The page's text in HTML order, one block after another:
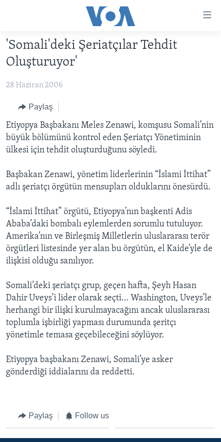
geç
Ana
navigasyona
geç
TÜRKİYE
AMERİKA
ORTADOĞU
AVRUPA
ULUSLARARASI
BİLİM VE TEKNOLOJİ
ÇEVRE
HAYATTAN
SANAT
PROGRAMLAR
AMERİKA'DA YAŞAM
UKRAYNA KRİZİ
YAPAY ZEKA
YORUMLAR
AMERIKA'YA ÖZEL
MULTİMEDYA
FOTO GALERİ
'Somali'deki Şeriatçılar Tehdit
Oluşturuyor'
28 Haziran 2006
Paylaş
Etiyopya Başbakanı Meles Zenawi, komşusu Somali’nin
büyük bölümünü kontrol eden Şeriatçı Yönetiminin
ülkesi için tehdit oluşturduğunu söyledi.
Başbakan Zenawi, yönetim liderlerinin “İslami İttihat”
adlı şeriatçı örgütün mensupları olduklarını önesürdü.
“İslami İttihat” örgütü, Etiyopya’nın başkenti Adis
Ababa’daki bombalı eylemlerden sorumlu tutuluyor.
Amerika’nın ve Birleşmiş Milletlerin uluslararası terör
örgütleri listesinde yer alan bu örgütün, el Kaide’yle de
ilişkisi olduğu sanılıyor.
Somali’deki şeriatçı grup, geçen hafta, Şeyh Hasan
Dahir Uveys’i lider olarak seçti... Washington, Uveys’le
herhangi bir ilişki kurulmayacağını ancak uluslararası
toplumla işbirliği yapması durumunda şeritçı
yönetimle temasa geçebileceğini söylüyor.
Etiyopya başbakanı Zenawi, Somali’ye asker
gönderdiği iddialarını da reddetti.
Paylaş Follow us